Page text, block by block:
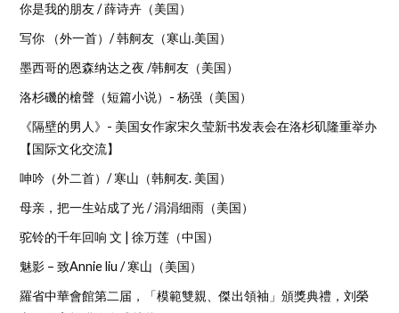
你是我的朋友 / 薛诗卉（美国）
写你 （外一首）/ 韩舸友（寒山.美国）
墨西哥的恩森纳达之夜 /韩舸友（美国）
洛杉磯的槍聲（短篇小说）- 杨强（美国）
《隔壁的男人》- 美国女作家宋久莹新书发表会在洛杉矶隆重举办
【国际文化交流】
呻吟（外二首）/ 寒山（韩舸友. 美国）
母亲，把一生站成了光 / 涓涓细雨（美国）
驼铃的千年回响 文 | 徐万莲（中国）
魅影 – 致Annie liu / 寒山（美国）
羅省中華會館第二届，「模範雙親、傑出領袖」頒獎典禮，刘榮